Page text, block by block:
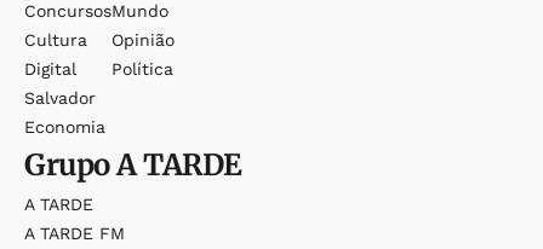
Concursos
Cultura
Digital
Salvador
Economia
Mundo
Opinião
Política
GrupoA TARDE
A TARDE
A TARDE FM